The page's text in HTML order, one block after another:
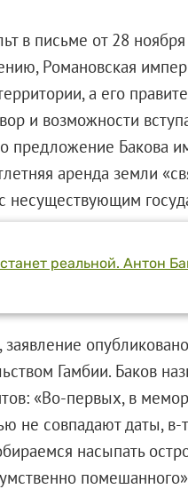
в письме от 28
Романовская
а его
и возможности
предложение Бакова
аренда земли
несуществующим
реальной. Антон
Гамбии. Баков
«Во-первых, в
не совпадают даты, в-
насыпать